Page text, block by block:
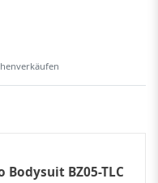
Bodysuit BZ05-TLC